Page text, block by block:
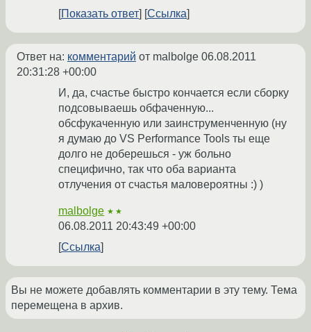
Показать ответ
Ссылка
Ответ на: комментарий от malbolge 06.08.2011
20:31:28 +00:00
И, да, счастье быстро кончается если сборку
подсовываешь обфаченную...
обсфукаченную или заинструменченную (ну
я думаю до VS Performance Tools ты еще
долго не доберешься - уж больно
специфично, так что оба варианта
отлучения от счастья маловероятны :) )
malbolge ★★
06.08.2011 20:43:49 +00:00
Ссылка
Вы не можете добавлять комментарии в эту тему. Тема
перемещена в архив.